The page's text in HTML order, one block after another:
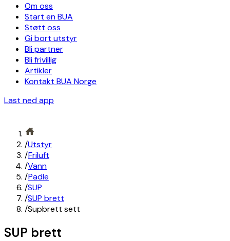
Om oss
Start en BUA
Støtt oss
Gi bort utstyr
Bli partner
Bli frivillig
Artikler
Kontakt BUA Norge
Last ned app
/Utstyr
/Friluft
/Vann
/Padle
/SUP
/SUP brett
/Supbrett sett
SUP brett